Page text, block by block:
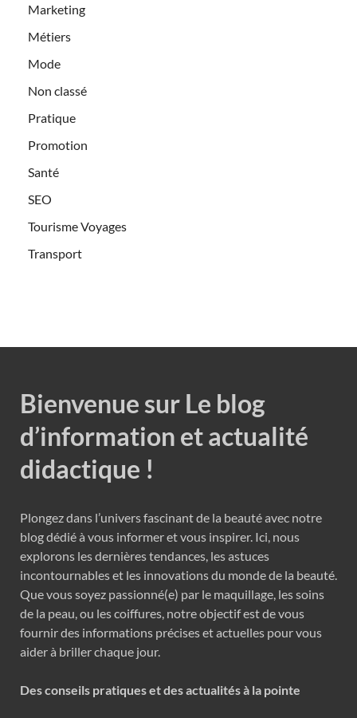
Marketing
Métiers
Mode
Non classé
Pratique
Promotion
Santé
SEO
Tourisme Voyages
Transport
Bienvenue sur Le blog
d’information et actualité
didactique !
Plongez dans l’univers fascinant de la beauté avec notre
blog dédié à vous informer et vous inspirer. Ici, nous
explorons les dernières tendances, les astuces
incontournables et les innovations du monde de la beauté.
Que vous soyez passionné(e) par le maquillage, les soins
de la peau, ou les coiffures, notre objectif est de vous
fournir des informations précises et actuelles pour vous
aider à briller chaque jour.
Des conseils pratiques et des actualités à la pointe